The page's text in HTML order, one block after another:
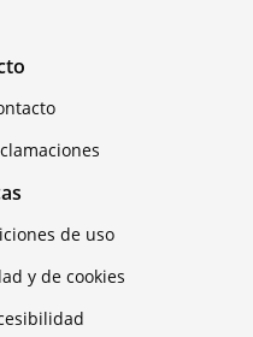
de uso
y de cookies